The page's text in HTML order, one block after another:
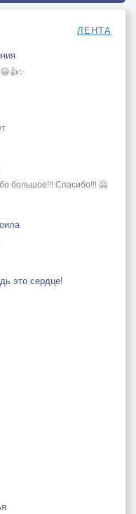
ЛЕНТА
большое!!! Спасибо!!! 🤗
это сердце!